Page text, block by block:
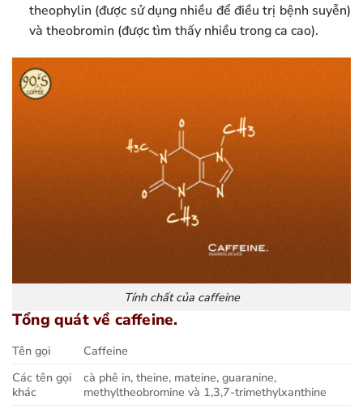
theophylin (được sử dụng nhiều để điều trị bệnh suyễn)
và theobromin (được tìm thấy nhiều trong ca cao).
Tính chất của caffeine
Tổng quát về caffeine.
Tên gọi
Caffeine
Các tên gọi
khác
cà phê in, theine, mateine, guaranine,
methyltheobromine và 1,3,7-trimethylxanthine